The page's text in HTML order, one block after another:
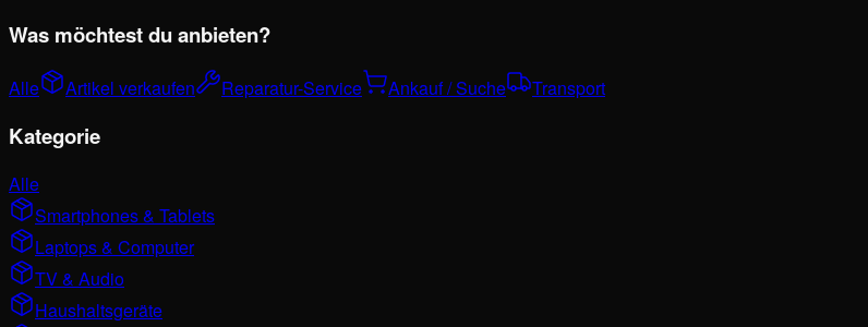
Was möchtest du anbieten?
Alle Artikel verkaufen Reparatur-Service Ankauf / Suche Transport
Kategorie
Alle
Smartphones & Tablets
Laptops & Computer
TV & Audio
Haushaltsgeräte